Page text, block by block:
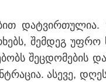
დატ­ვირ­თუ­ლია.
შემ­დეგ
შეც­დო­მე­ბის
ასე­ვე,